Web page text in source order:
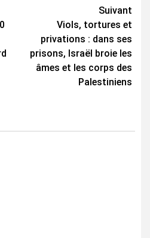
Suivant
Viols, tortures et
privations : dans ses
prisons, Israël broie les
âmes et les corps des
Palestiniens